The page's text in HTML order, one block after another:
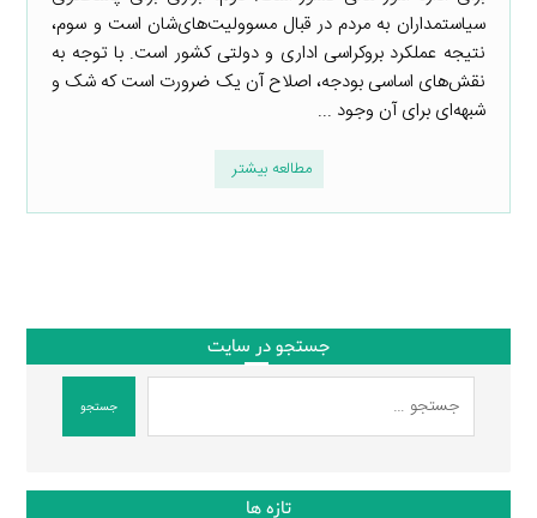
سیاستمداران به مردم در قبال مسوولیت‌های‌شان است و سوم‌،
نتیجه عملکرد بروکراسی اداری و دولتی کشور است. با توجه به
نقش‌های اساسی بودجه‌، اصلاح آن یک ضرورت است که شک و
شبهه‌ای برای آن وجود ...
مطالعه بیشتر
جستجو در سایت
جستجو
تازه ها